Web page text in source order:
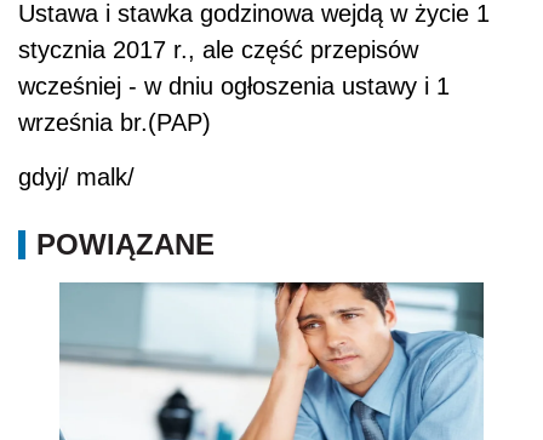
Ustawa i stawka godzinowa wejdą w życie 1
stycznia 2017 r., ale część przepisów
wcześniej - w dniu ogłoszenia ustawy i 1
września br.(PAP)
gdyj/ malk/
POWIĄZANE